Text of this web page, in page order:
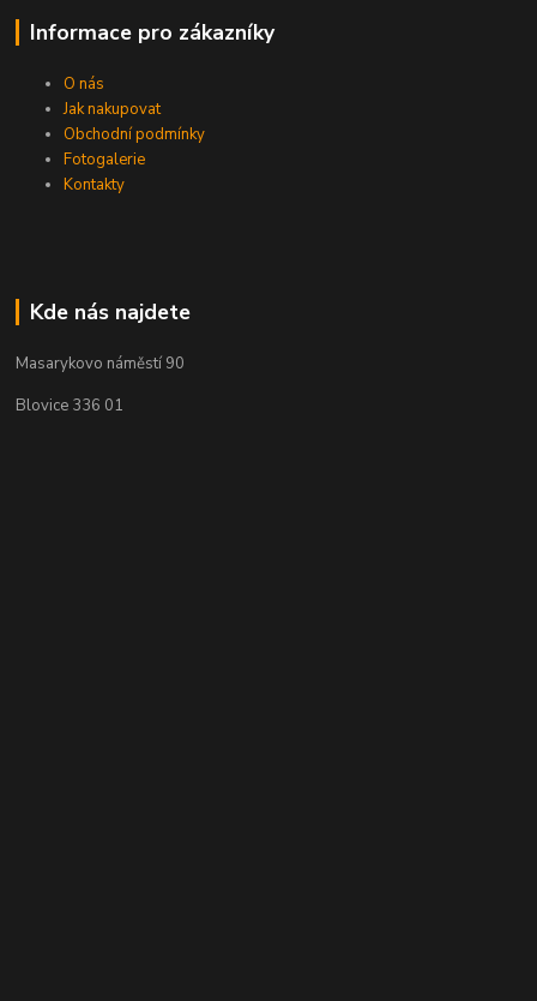
Informace pro zákazníky
O nás
Jak nakupovat
Obchodní podmínky
Fotogalerie
Kontakty
Kde nás najdete
Masarykovo náměstí 90
Blovice 336 01